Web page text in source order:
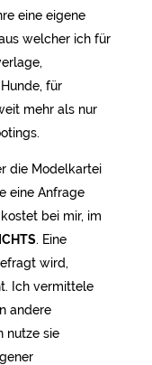
eine eigene
welcher ich für
für
mehr als nur
die Modelkartei
eine Anfrage
bei mir, im
. Eine
wird,
Ich vermittele
andere
nutze sie